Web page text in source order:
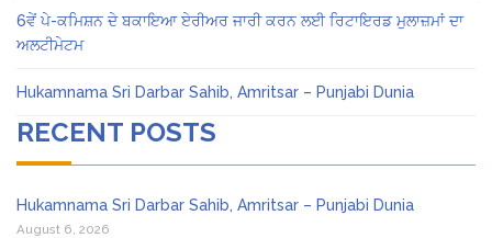
6ਵੇਂ ਪੇ-ਕਮਿਸ਼ਨ ਦੇ ਬਕਾਇਆ ਏਰੀਅਰ ਜਾਰੀ ਕਰਨ ਲਈ ਰਿਟਾਇਰਡ ਮੁਲਾਜ਼ਮਾਂ ਦਾ
ਅਲਟੀਮੇਟਮ
Hukamnama Sri Darbar Sahib, Amritsar – Punjabi Dunia
RECENT POSTS
Hukamnama Sri Darbar Sahib, Amritsar – Punjabi Dunia
August 6, 2026